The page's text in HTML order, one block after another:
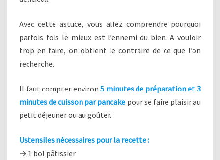
Avec cette astuce, vous allez comprendre pourquoi
parfois fois le mieux est l’ennemi du bien. A vouloir
trop en faire, on obtient le contraire de ce que l’on
recherche.
Il faut compter environ5 minutes de préparation et 3
minutes de cuisson par pancake pour se faire plaisir au
petit déjeuner ou au goûter.
Ustensiles nécessaires pour la recette :
→ 1 bol pâtissier